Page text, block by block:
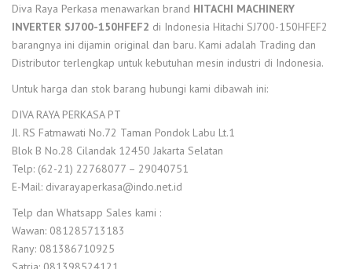
Diva Raya Perkasa menawarkan brand HITACHI MACHINERY
INVERTER SJ700-150HFEF2 di Indonesia Hitachi SJ700-150HFEF2
barangnya ini dijamin original dan baru. Kami adalah Trading dan
Distributor terlengkap untuk kebutuhan mesin industri di Indonesia.
Untuk harga dan stok barang hubungi kami dibawah ini:
DIVA RAYA PERKASA PT
Jl. RS Fatmawati No.72 Taman Pondok Labu Lt.1
Blok B No.28 Cilandak 12450 Jakarta Selatan
Telp: (62-21) 22768077 – 29040751
E-Mail: divarayaperkasa@indo.net.id
Telp dan Whatsapp Sales kami :
Wawan: 081285713183
Rany: 081386710925